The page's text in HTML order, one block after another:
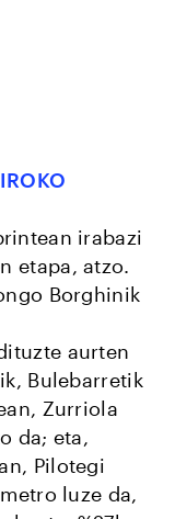
irabazi
etapa, atzo.
Borghinik
aurten
Bulebarretik
Zurriola
da; eta,
Pilotegi
luze da,